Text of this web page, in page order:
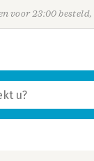
voor 23:00